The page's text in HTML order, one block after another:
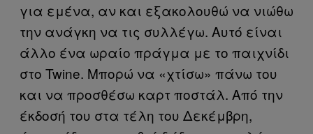
για εμένα, αν και εξακολουθώ να νιώθω
την ανάγκη να τις συλλέγω. Αυτό είναι
άλλο ένα ωραίο πράγμα με το παιχνίδι
στο Twine. Μπορώ να «χτίσω» πάνω του
και να προσθέσω καρτ ποστάλ. Από την
έκδοσή του στα τέλη του Δεκέμβρη,